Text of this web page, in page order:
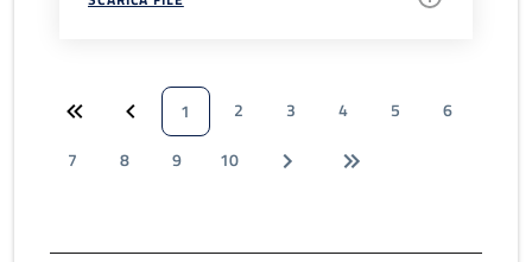
1 2 3 4 5
6
7
8 9 10